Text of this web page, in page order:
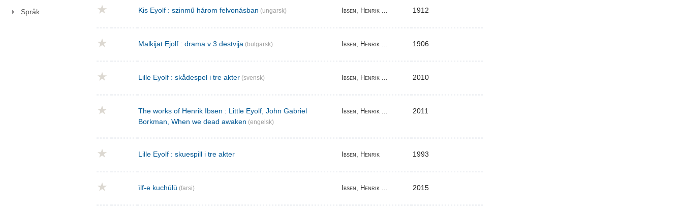
Språk Kis Eyolf : szinmű három felvonásban (ungarsk) Ibsen, Henrik ... 1912
Malkijat Ejolf : drama v 3 destvija (bulgarsk) Ibsen, Henrik ... 1906
Lille Eyolf : skådespel i tre akter (svensk) Ibsen, Henrik ... 2010
The works of Henrik Ibsen : Little Eyolf, John Gabriel
Borkman, When we dead awaken (engelsk)
Ibsen, Henrik ... 2011
Lille Eyolf : skuespill i tre akter Ibsen, Henrik 1993
īlf-e kuchūlū (farsi) Ibsen, Henrik ... 2015